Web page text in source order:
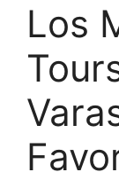
Los